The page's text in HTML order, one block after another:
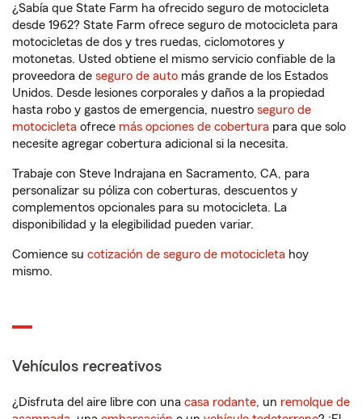
¿Sabía que State Farm ha ofrecido seguro de motocicleta
desde 1962? State Farm ofrece seguro de motocicleta para
motocicletas de dos y tres ruedas, ciclomotores y
motonetas. Usted obtiene el mismo servicio confiable de la
proveedora de seguro de auto más grande de los Estados
Unidos. Desde lesiones corporales y daños a la propiedad
hasta robo y gastos de emergencia, nuestro seguro de
motocicleta ofrece más opciones de cobertura para que solo
necesite agregar cobertura adicional si la necesita.
Trabaje con Steve Indrajana en Sacramento, CA, para
personalizar su póliza con coberturas, descuentos y
complementos opcionales para su motocicleta. La
disponibilidad y la elegibilidad pueden variar.
Comience su cotización de seguro de motocicleta hoy
mismo.
Vehículos recreativos
¿Disfruta del aire libre con una casa rodante, un remolque de